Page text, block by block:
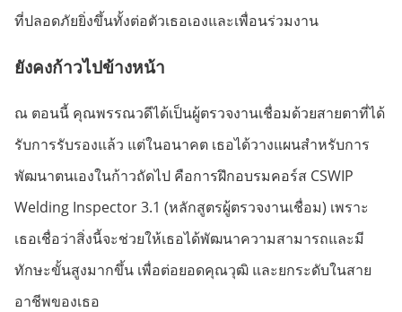
ที่ปลอดภัยยิ่งขึ้นทั้งต่อตัวเธอเองและเพื่อนร่วมงาน
ยังคงก้าวไปข้างหน้า
ณ ตอนนี้ คุณพรรณวดีได้เป็นผู้ตรวจงานเชื่อมด้วยสายตาที่ได้
รับการรับรองแล้ว แต่ในอนาคต เธอได้วางแผนสำหรับการ
พัฒนาตนเองในก้าวถัดไป คือการฝึกอบรมคอร์ส CSWIP
Welding Inspector 3.1 (หลักสูตรผู้ตรวจงานเชื่อม) เพราะ
เธอเชื่อว่าสิ่งนี้จะช่วยให้เธอได้พัฒนาความสามารถและมี
ทักษะขั้นสูงมากขึ้น เพื่อต่อยอดคุณวุฒิ และยกระดับในสาย
อาชีพของเธอ